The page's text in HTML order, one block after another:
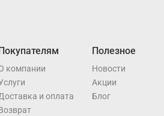
Покупателям
компании
и оплата
Полезное
Новости
Акции
Блог